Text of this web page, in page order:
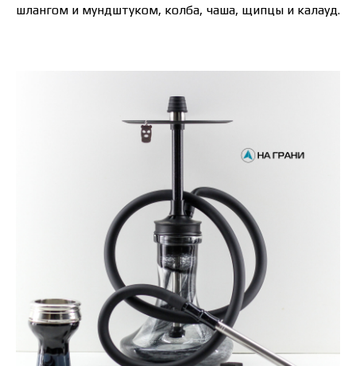
шлангом и мундштуком, колба, чаша, щипцы и калауд.